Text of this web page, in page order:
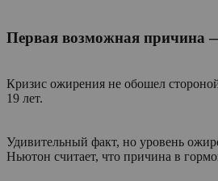
Первая возможная причина
Кризис ожирения не обошел
19 лет.
Удивительный факт, но уровень
Ньютон считает, что причина в